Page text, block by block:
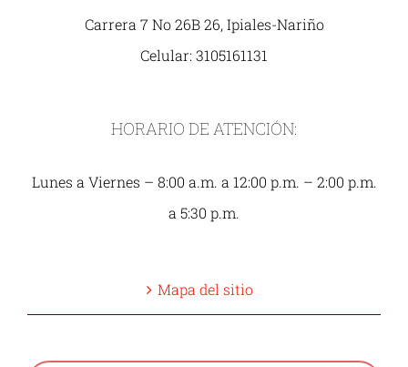
Carrera 7 No 26B 26, Ipiales-Nariño
Celular: 3105161131
HORARIO DE ATENCIÓN:
Lunes a Viernes – 8:00 a.m. a 12:00 p.m. – 2:00 p.m.
a 5:30 p.m.
Mapa del sitio